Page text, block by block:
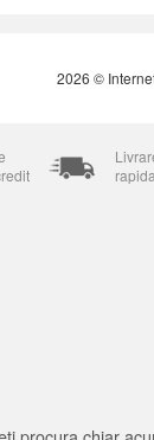
2026 ©
rapida